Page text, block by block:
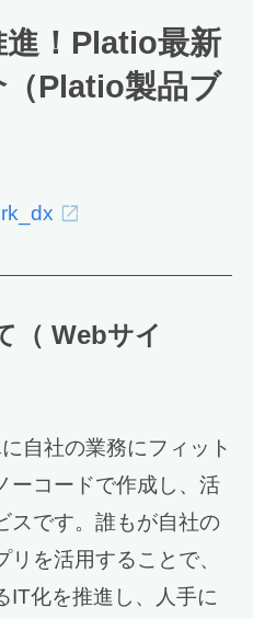
！Platio最新
Platio製品ブ
（ Webサイ
自社の業務にフィット
ーコードで作成し、活
スです。誰もが自社の
を活用することで、
IT化を推進し、人手に